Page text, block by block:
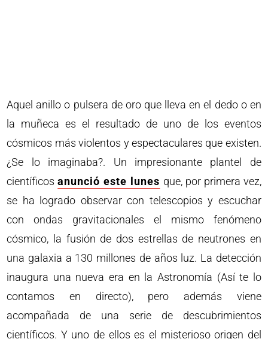
Aquel anillo o pulsera de oro que lleva en el dedo o en
la muñeca es el resultado de uno de los eventos
cósmicos más violentos y espectaculares que existen.
¿Se lo imaginaba?. Un impresionante plantel de
científicosanunció este lunes que, por primera vez,
se ha logrado observar con telescopios y escuchar
con ondas gravitacionales el mismo fenómeno
cósmico, la fusión de dos estrellas de neutrones en
una galaxia a 130 millones de años luz. La detección
inaugura una nueva era en la Astronomía (Así te lo
contamos en directo), pero además viene
acompañada de una serie de descubrimientos
científicos. Y uno de ellos es el misterioso origen del